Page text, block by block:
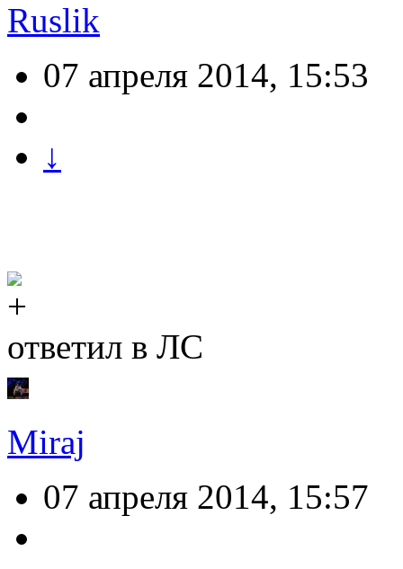
Ruslik
07 апреля 2014, 15:53
↓
ответил в ЛС
Miraj
07 апреля 2014, 15:57